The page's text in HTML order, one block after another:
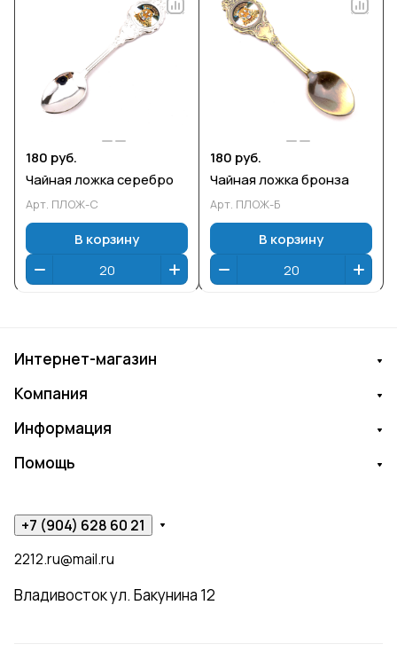
180 руб.
Чайная ложка серебро
Арт. ПЛОЖ-С
В корзину
180 руб.
Чайная ложка бронза
Арт. ПЛОЖ-Б
В корзину
Интернет-магазин
Компания
Информация
Помощь
+7 (904) 628 60 21
2212.ru@mail.ru
Владивосток ул. Бакунина 12